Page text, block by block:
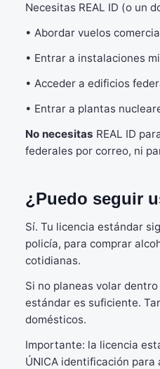
Necesitas REAL ID (o un
• Abordar vuelos
• Entrar a instalaciones
• Acceder a edificios
• Entrar a plantas
No necesitas REAL ID
federales por correo, ni
¿Puedo seguir
Sí. Tu licencia estándar
policía, para comprar
cotidianas.
Si no planeas volar
estándar es suficiente.
domésticos.
Importante: la licencia
ÚNICA identificación